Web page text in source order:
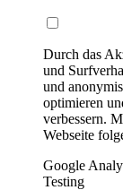
Durch das
und
und
optimieren
verbessern.
Webseite
Google
Testing